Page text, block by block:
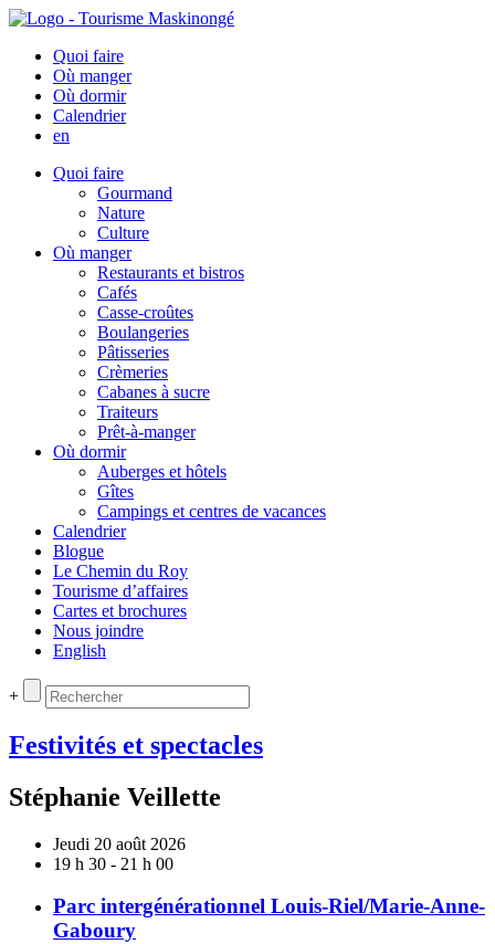
Quoi faire
Où manger
Où dormir
Calendrier
en
Quoi faire
Gourmand
Nature
Culture
Où manger
Restaurants et bistros
Cafés
Casse-croûtes
Boulangeries
Pâtisseries
Crèmeries
Cabanes à sucre
Traiteurs
Prêt-à-manger
Où dormir
Auberges et hôtels
Gîtes
Campings et centres de vacances
Calendrier
Blogue
Le Chemin du Roy
Tourisme d’affaires
Cartes et brochures
Nous joindre
English
+
Festivités et spectacles
Stéphanie Veillette
Jeudi 20 août 2026
19 h 30 - 21 h 00
Parc intergénérationnel Louis-Riel/Marie-Anne-
Gaboury